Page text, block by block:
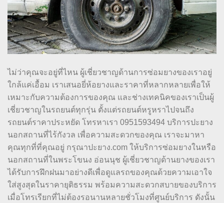
ไม่ว่าคุณจะอยู่ที่ไหน ผู้เชี่ยวชาญด้านการซ่อมยางของเราอยู่
ใกล้แค่เอื้อม เราเสนอยี่ห้อยางและราคาที่หลากหลายเพื่อให้
เหมาะกับความต้องการของคุณ และช่างเทคนิคของเราเป็นผู้
เชี่ยวชาญในรถยนต์ทุกรุ่น ตั้งแต่รถยนต์หรูหราไปจนถึง
รถยนต์ราคาประหยัด โทรหาเรา 0951593494 บริการปะยาง
นอกสถานที่ไร้กังวล เพื่อความสะดวกของคุณ เราจะมาหา
คุณทุกที่ที่คุณอยู่ กรุณาปะยาง.com ให้บริการซ่อมยางในหรือ
นอกสถานที่ในพระโขนง อ่อนนุช ผู้เชี่ยวชาญด้านยางของเรา
ได้รับการฝึกฝนมาอย่างดีเพื่อดูแลรถของคุณด้วยความเอาใจ
ใส่สูงสุดในราคายุติธรรม พร้อมความสะดวกสบายของบริการ
เมื่อโทรเรียกที่ไม่ต้องรอนานหลายชั่วโมงที่ศูนย์บริการ ดังนั้น